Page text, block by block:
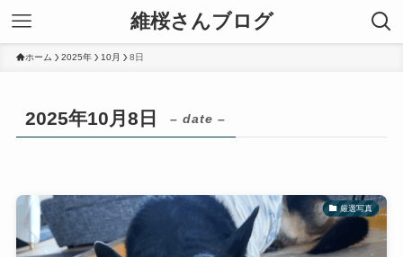
維桜さんブログ
ホーム 2025年 10月 8日
2025年10月8日 – date –
厳選写真